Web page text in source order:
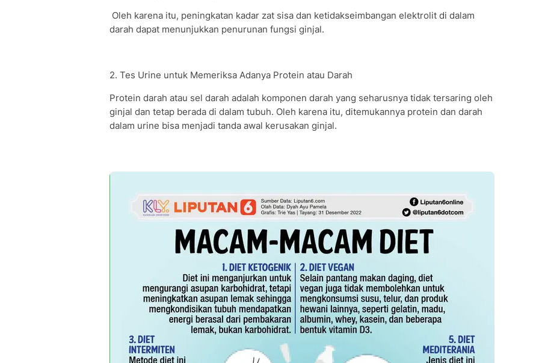
Oleh karena itu, peningkatan kadar zat sisa dan ketidakseimbangan elektrolit di dalam
darah dapat menunjukkan penurunan fungsi ginjal.
2. Tes Urine untuk Memeriksa Adanya Protein atau Darah
Protein darah atau sel darah adalah komponen darah yang seharusnya tidak tersaring oleh
ginjal dan tetap berada di dalam tubuh. Oleh karena itu, ditemukannya protein dan darah
dalam urine bisa menjadi tanda awal kerusakan ginjal.